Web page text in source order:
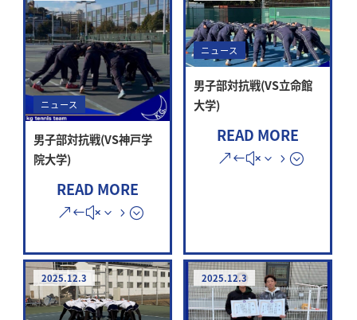
ニュース
男子部対抗戦(VS神戸学
院大学)
READ MORE
ニュース
男子部対抗戦(VS立命館
大学)
READ MORE
2025.12.3 2025.12.3